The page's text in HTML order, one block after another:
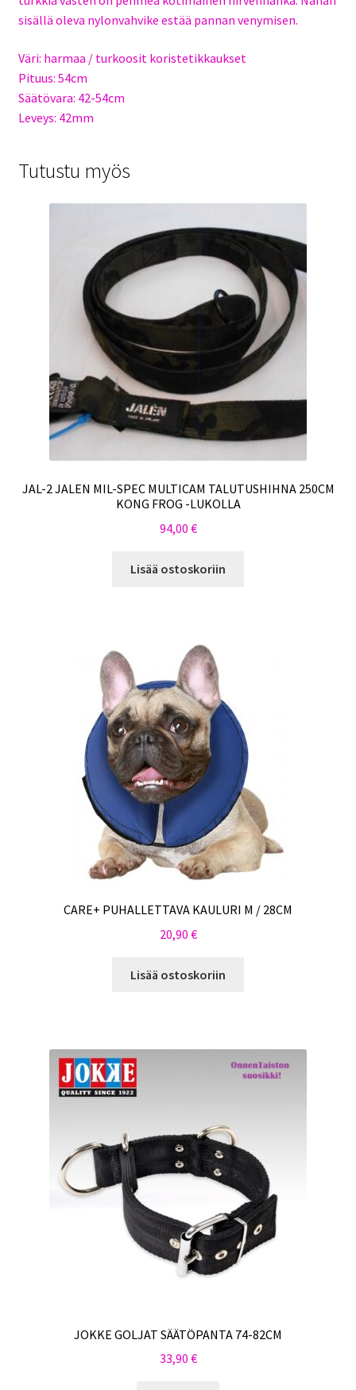
sisällä oleva nylonvahvike estää pannan venymisen.
Väri: harmaa / turkoosit koristetikkaukset
Pituus: 54cm
Säätövara: 42-54cm
Leveys: 42mm
Tutustu myös
JAL-2 JALEN MIL-SPEC MULTICAM TALUTUSHIHNA 250CM
KONG FROG -LUKOLLA
94,00 €
Lisää ostoskoriin
CARE+ PUHALLETTAVA KAULURI M / 28CM
20,90 €
Lisää ostoskoriin
JOKKE GOLJAT SÄÄTÖPANTA 74-82CM
33,90 €